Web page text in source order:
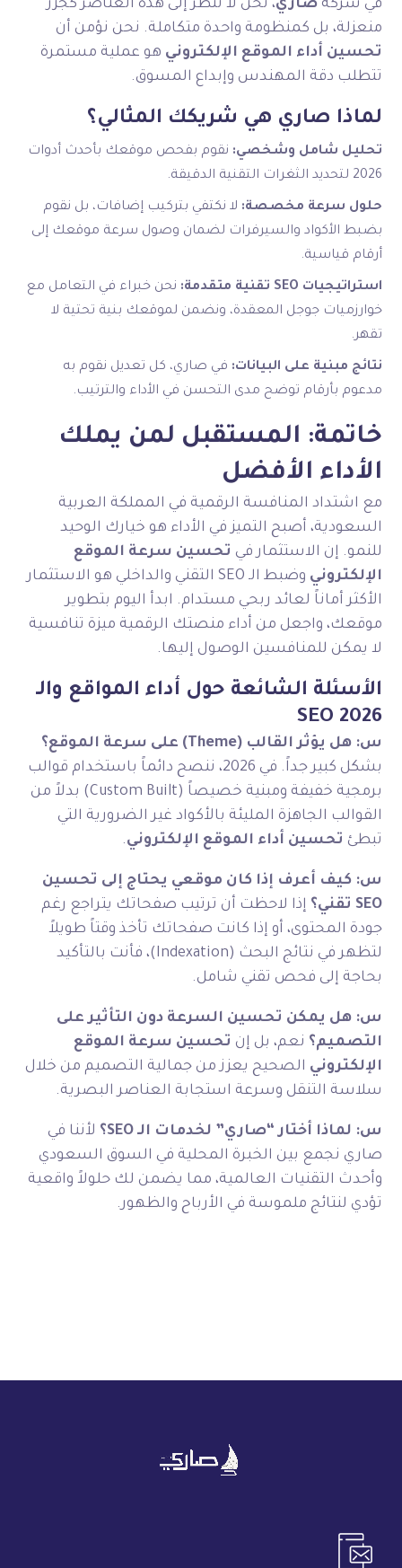
في شركةصاري، نحن لا ننظر إلى هذه العناصر كجزر
منعزلة، بل كمنظومة واحدة متكاملة. نحن نؤمن أن
تحسين أداء الموقع الإلكتروني هو عملية مستمرة
تتطلب دقة المهندس وإبداع المسوق.
لماذا صاري هي شريكك المثالي؟
تحليل شامل وشخصي: نقوم بفحص موقعك بأحدث أدوات
2026 لتحديد الثغرات التقنية الدقيقة.
حلول سرعة مخصصة: لا نكتفي بتركيب إضافات، بل نقوم
بضبط الأكواد والسيرفرات لضمان وصول سرعة موقعك إلى
أرقام قياسية.
استراتيجيات SEO تقنية متقدمة:
نحن خبراء في التعامل مع
خوارزميات جوجل المعقدة، ونضمن لموقعك بنية تحتية لا
تقهر.
نتائج مبنية على البيانات: في صاري، كل تعديل نقوم به
مدعوم بأرقام توضح مدى التحسن في الأداء والترتيب.
خاتمة: المستقبل لمن يملك
الأداء الأفضل
مع اشتداد المنافسة الرقمية في المملكة العربية
السعودية، أصبح التميز في الأداء هو خيارك الوحيد
للنمو. إن الاستثمار في تحسين سرعة الموقع
الإلكتروني
وضبط الـ SEO التقني والداخلي هو الاستثمار
الأكثر أماناً لعائد ربحي مستدام. ابدأ اليوم بتطوير
موقعك، واجعل من أداء منصتك الرقمية ميزة تنافسية
لا يمكن للمنافسين الوصول إليها.
الأسئلة الشائعة حول أداء المواقع والـ
SEO 2026
س: هل يؤثر القالب (Theme) على سرعة الموقع؟
بشكل كبير جداً. في 2026، ننصح دائماً باستخدام قوالب
برمجية خفيفة ومبنية خصيصاً (Custom Built) بدلاً من
القوالب الجاهزة المليئة بالأكواد غير الضرورية التي
تبطئ تحسين أداء الموقع الإلكتروني.
س: كيف أعرف إذا كان موقعي يحتاج إلى تحسين
SEO تقني؟
إذا لاحظت أن ترتيب صفحاتك يتراجع رغم
جودة المحتوى، أو إذا كانت صفحاتك تأخذ وقتاً طويلاً
لتظهر في نتائج البحث (Indexation)، فأنت بالتأكيد
بحاجة إلى فحص تقني شامل.
س: هل يمكن تحسين السرعة دون التأثير على
التصميم؟ نعم، بل إن تحسين سرعة الموقع
الإلكتروني الصحيح يعزز من جمالية التصميم من خلال
سلاسة التنقل وسرعة استجابة العناصر البصرية.
س: لماذا أختار “صاري” لخدمات الـ SEO؟
لأننا في
صاري نجمع بين الخبرة المحلية في السوق السعودي
وأحدث التقنيات العالمية، مما يضمن لك حلولاً واقعية
تؤدي لنتائج ملموسة في الأرباح والظهور.